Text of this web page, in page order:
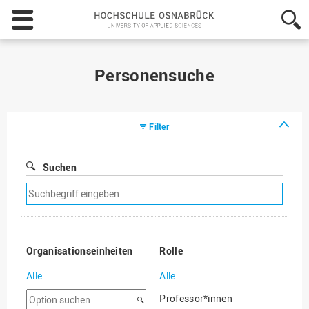
Hochschule
Osnabrück
-
Personensuche
Filter
Suchen
Suchfilter
entfernen
Organisationseinheiten
Alle
Option
Rolle
Alle
Professor*innen